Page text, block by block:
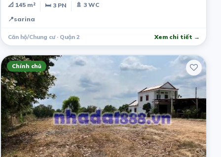
📐 145 m² 🛏 3 PN
🚿 3 WC
📍sarina
Căn hộ/Chung cư · Quận 2 Xem chi tiết →
Chính chủ